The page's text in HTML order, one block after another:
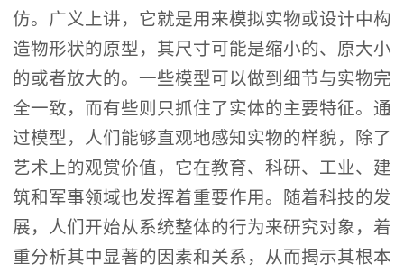
仿。广义上讲，它就是用来模拟实物或设计中构
造物形状的原型，其尺寸可能是缩小的、原大小
的或者放大的。一些模型可以做到细节与实物完
全一致，而有些则只抓住了实体的主要特征。通
过模型，人们能够直观地感知实物的样貌，除了
艺术上的观赏价值，它在教育、科研、工业、建
筑和军事领域也发挥着重要作用。随着科技的发
展，人们开始从系统整体的行为来研究对象，着
重分析其中显著的因素和关系，从而揭示其根本